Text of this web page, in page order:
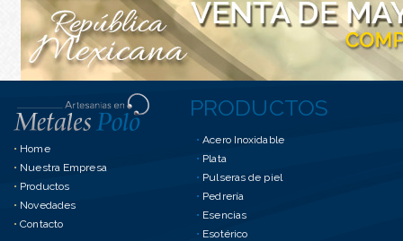
PRODUCTOS
• Home
• Nuestra Empresa
• Productos
• Novedades
• Contacto
• Acero Inoxidable
• Plata
• Pulseras de piel
• Pedrería
• Esencias
• Esotérico